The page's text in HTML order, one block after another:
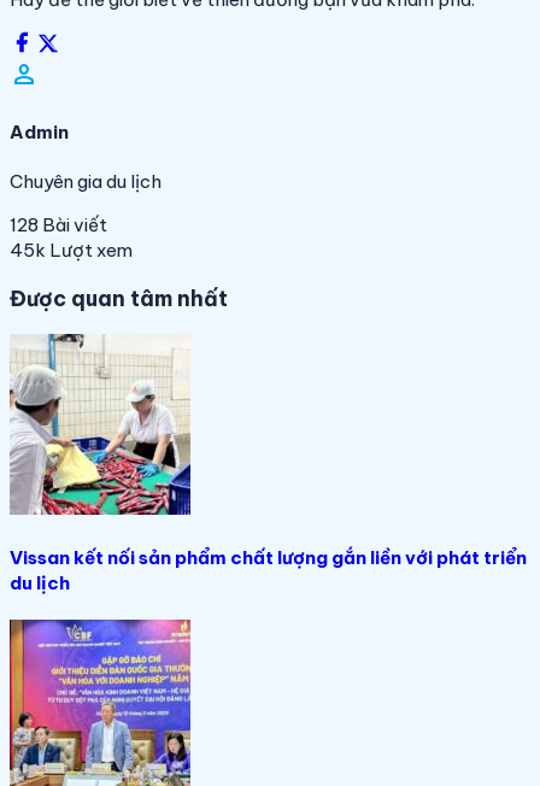
person_filled
Admin
Chuyên gia du lịch
128 Bài viết
45k Lượt xem
Được quan tâm nhất
Vissan kết nối sản phẩm chất lượng gắn liền với phát triển
du lịch